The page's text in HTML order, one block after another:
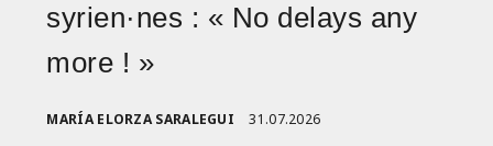
syrien·nes : « No delays any
more ! »
MARÍA ELORZA SARALEGUI 31.07.2026